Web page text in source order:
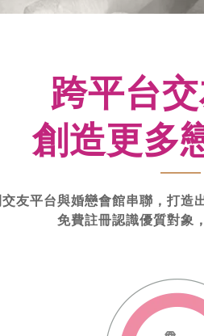
跨平台
創造更多
友平台與婚戀會館串聯，打造
免費註冊認識優質對象